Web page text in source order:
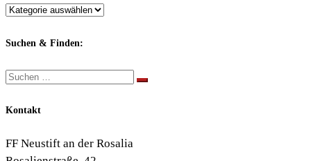
Berichte
Themen:
Suchen & Finden:
Suche
Suchen …
Kontakt
FF Neustift an der Rosalia